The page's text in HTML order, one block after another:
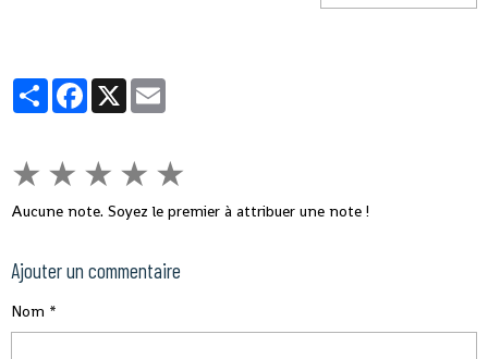
PartagerFacebook
X
★ ★ ★ ★ ★
Aucune note. Soyez le premier à attribuer une note !
Ajouter un commentaire
Nom